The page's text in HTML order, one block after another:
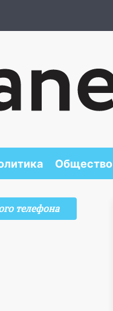
Общество
телефона